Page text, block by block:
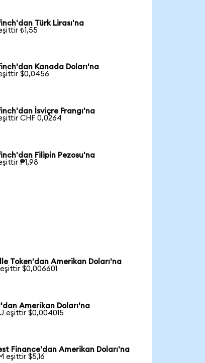
Türk Lirası'na
₺1,55
Kanada Doları'na
$0,0456
İsviçre Frangı'na
CHF 0,0264
Filipin Pezosu'na
₱1,98
Token'dan Amerikan Doları'na
eşittir $0,006601
Amerikan Doları'na
eşittir $0,004015
Finance'dan Amerikan Doları'na
eşittir $5,16